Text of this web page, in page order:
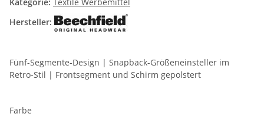
Hersteller:
Fünf-Segmente-Design | Snapback-Größeneinsteller im
Retro-Stil | Frontsegment und Schirm gepolstert
Farbe